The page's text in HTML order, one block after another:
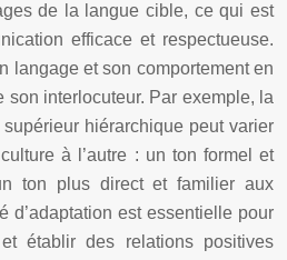
de la langue cible, ce qui est
efficace et respectueuse.
langage et son comportement en
son interlocuteur. Par exemple, la
hiérarchique peut varier
à l’autre : un ton formel et
ton plus direct et familier aux
d’adaptation est essentielle pour
établir des relations positives